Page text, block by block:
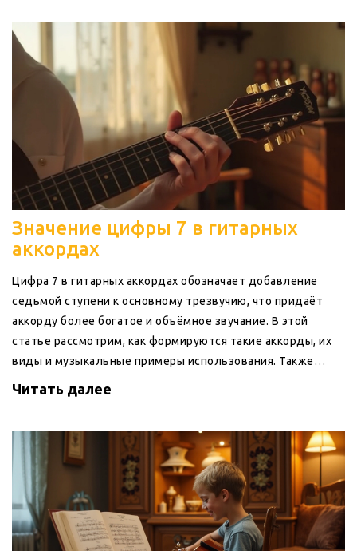
Значение цифры 7 в гитарных
аккордах
Цифра 7 в гитарных аккордах обозначает добавление
седьмой ступени к основному трезвучию, что придаёт
аккорду более богатое и объёмное звучание. В этой
статье рассмотрим, как формируются такие аккорды, их
виды и музыкальные примеры использования. Также
обсудим различные техники аппликатуры и полезные
советы для улучшения игры.
Читать далее